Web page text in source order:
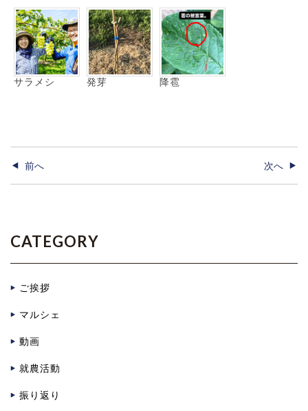
サラメシ 発芽 降雹
前へ 次へ
CATEGORY
ご挨拶
マルシェ
動画
就農活動
振り返り